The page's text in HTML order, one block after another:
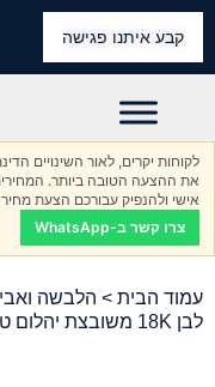
קבע איתנו פגישה
לקוחות יקרים, לאור השינויים
את ההצעה הטובה ביותר.
אישי ולהנפיק עבורכם הצעת
צרו קשר ב-WhatsApp
עמוד הבית > הלבשה
לבן 18K משובצת יהלום טבעי 1.56 קראט GIA ו-IGI מתועדת